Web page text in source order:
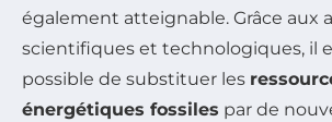
également atteignable. Grâce aux
scientifiques et technologiques, il
possible de substituer les
énergétiques fossiles par de